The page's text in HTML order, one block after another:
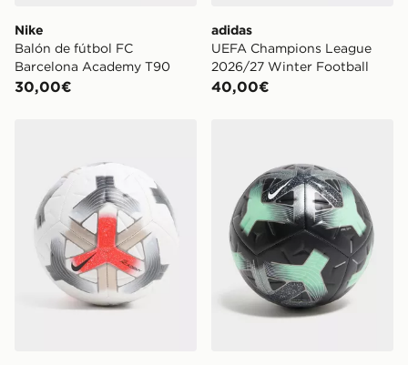
Nike
Balón de fútbol FC
Barcelona Academy T90
30,00€
adidas
UEFA Champions League
2026/27 Winter Football
40,00€